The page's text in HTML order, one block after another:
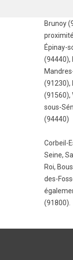
Brunoy
Épinay-
(94440),
(91230),
(91560),
sous-
(94440)
Corbeil-
Seine,
Roi,
des-
(91800).